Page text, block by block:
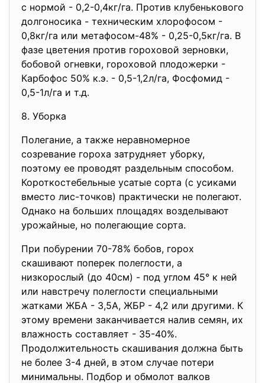
с нормой - 0,2-0,4кг/га. Против клубенькового
долгоносика - техническим хлорофосом -
0,8кг/га или метафосом-48% - 0,25-0,5кг/га. В
фазе цветения против гороховой зерновки,
бобовой огневки, гороховой плодожерки -
Карбофос 50% к.э. - 0,5-1,2л/га, Фосфомид -
0,5-1л/га и т.д.
8. Уборка
Полегание, а также неравномерное
созревание гороха затрудняет уборку,
поэтому ее проводят раздельным способом.
Короткостебельные усатые сорта (с усиками
вместо лис-точков) практически не полегают.
Однако на больших площадях возделывают
урожайные, но полегающие сорта.
При побурении 70-78% бобов, горох
скашивают поперек полеглости, а
низкорослый (до 40см) - под углом 45° к ней
или навстречу полеглости специальными
жатками ЖБА - 3,5А, ЖБР - 4,2 или другими. К
этому времени заканчивается налив семян, их
влажность составляет - 35-40%.
Продолжительность скашивания должна быть
не более 3-4 дней, в этом случае потери
минимальны. Подбор и обмолот валков